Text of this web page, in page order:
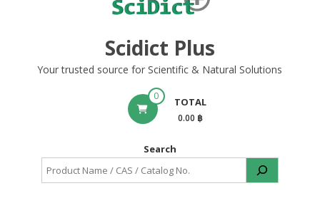
Scidict Plus
Your trusted source for Scientific & Natural Solutions
0 TOTAL
0.00 ฿
Search